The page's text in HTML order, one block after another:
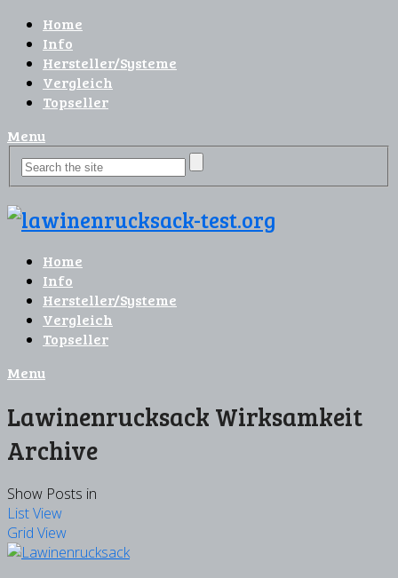
Home
Info
Hersteller/Systeme
Vergleich
Topseller
Menu
Home
Info
Hersteller/Systeme
Vergleich
Topseller
Menu
Lawinenrucksack Wirksamkeit
Archive
Show Posts in
List View
Grid View